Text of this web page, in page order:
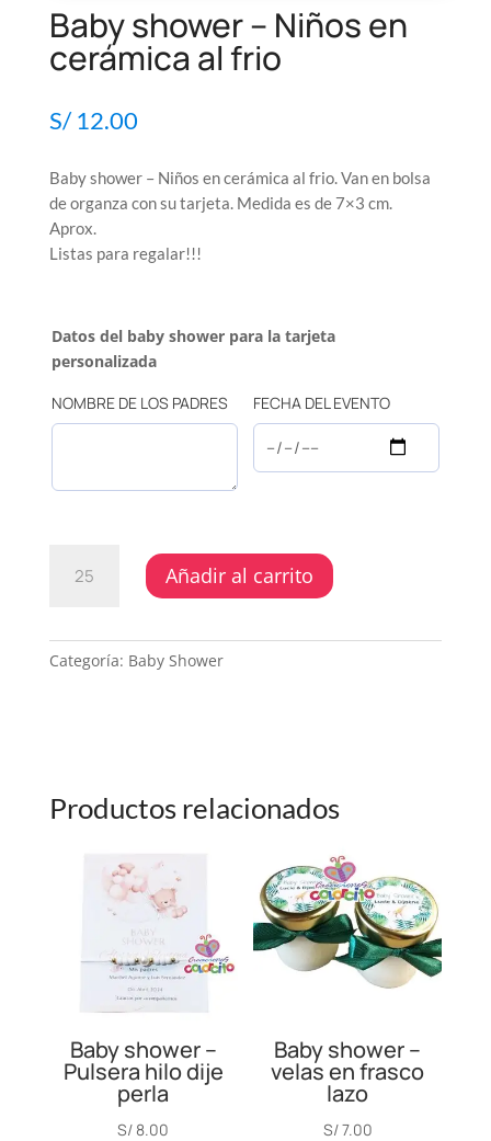
Baby shower – Niños en
cerámica al frio
S/12.00
Baby shower – Niños en cerámica al frio. Van en bolsa
de organza con su tarjeta. Medida es de 7×3 cm.
Aprox.
Listas para regalar!!!
Datos del baby shower para la tarjeta
personalizada
NOMBRE DE LOS PADRES
FECHA DEL EVENTO
SHOWER
EN
Añadir al carrito
Categoría: Baby Shower
Productos relacionados
Baby shower –
Pulsera hilo dije
perla
S/ 8.00
Baby shower –
velas en frasco
lazo
S/7.00